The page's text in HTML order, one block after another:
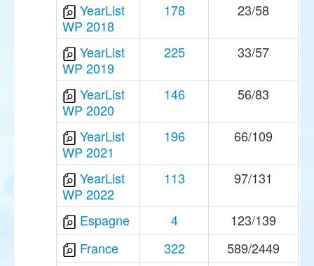
YearList
WP 2018
178 23/58
YearList
WP 2019
225 33/57
YearList
WP 2020
146 56/83
YearList
WP 2021
196 66/109
YearList
WP 2022
113 97/131
Espagne 4
123/139
France
322
589/2449